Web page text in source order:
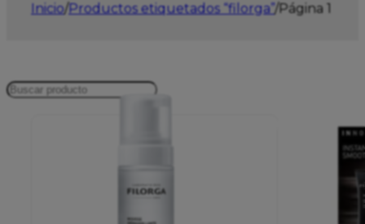
Inicio/Productos etiquetados “filorga”/Página 1